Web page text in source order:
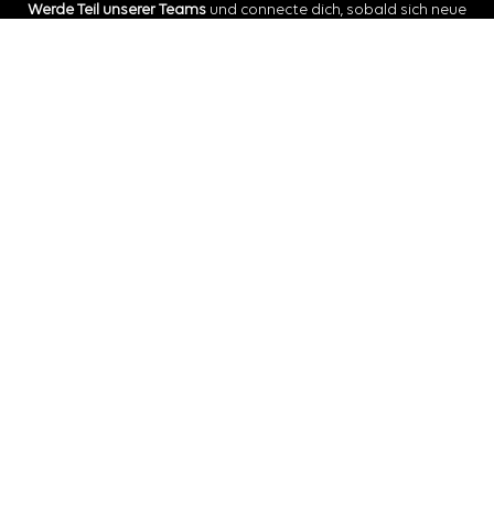
Werde Teil unserer Teams und connecte dich, sobald sich neue